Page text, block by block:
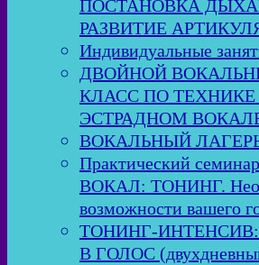
ПОСТАНОВКА
РАЗВИТИЕ
Индивидуальные
ДВОЙНОЙ
КЛАСС ПО
ЭСТРАДНОМ
ВОКАЛЬНЫЙ
Практический
ВОКАЛ: ТОНИНГ.
возможности вашего
ТОНИНГ-
В ГОЛОС